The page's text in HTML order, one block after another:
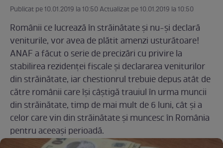
Publicat pe 10.01.2019 la 10:50 Actualizat pe 10.01.2019 la 10:50
Românii ce lucrează în străinătate și nu-și declară
veniturile, vor avea de plătit amenzi usturătoare!
ANAF a făcut o serie de precizări cu privire la
stabilirea rezidenţei fiscale şi declararea veniturilor
din străinătate, iar chestionrul trebuie depus atât de
către românii care își câștigă trauiul în urma muncii
din străinătate, timp de mai mult de 6 luni, cât şi a
celor care vin din străinătate şi muncesc în România
pentru aceeași perioadă.